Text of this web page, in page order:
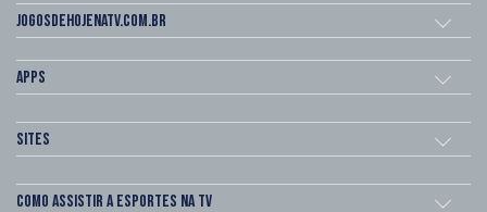
Jogosdehojenatv.com.br
Apps
Sites
Como assistir a esportes na TV